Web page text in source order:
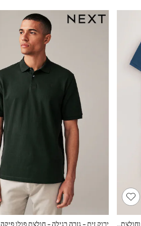
כחול/ירוק/אפור - סט תואם של מכנסיים קצרים וחולצת פולו ירוק זית - גזרה רגילה - חולצת פולו